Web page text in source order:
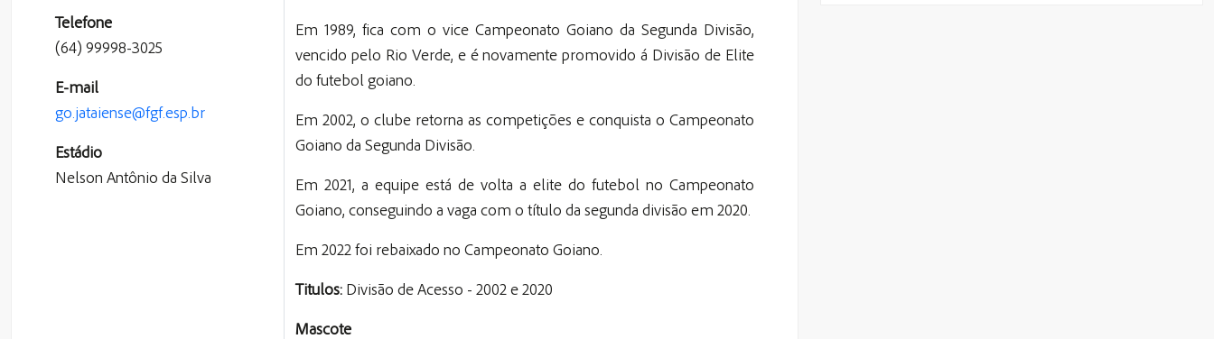
Telefone
(64) 99998-3025
E-mail
go.jataiense@fgf.esp.br
Estádio
Nelson Antônio da Silva
Em 1989, fica com o vice Campeonato Goiano da Segunda Divisão,
vencido pelo Rio Verde, e é novamente promovido á Divisão de Elite
do futebol goiano.
Em 2002, o clube retorna as competições e conquista o Campeonato
Goiano da Segunda Divisão.
Em 2021, a equipe está de volta a elite do futebol no Campeonato
Goiano, conseguindo a vaga com o título da segunda divisão em 2020.
Em 2022 foi rebaixado no Campeonato Goiano.
Titulos:Divisão de Acesso - 2002 e 2020
Mascote